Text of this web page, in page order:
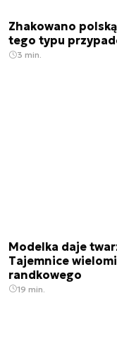
Zhakowano
tego typu
3 min.
Modelka daje
Tajemnice
randkowego
19 min.